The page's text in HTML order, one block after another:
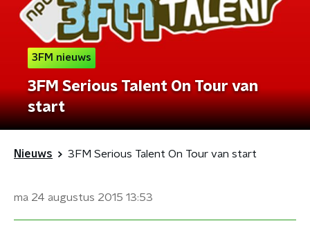
3FM nieuws
3FM Serious Talent On Tour van
start
Nieuws 3FM Serious Talent On Tour van start
ma 24 augustus 2015 13:53